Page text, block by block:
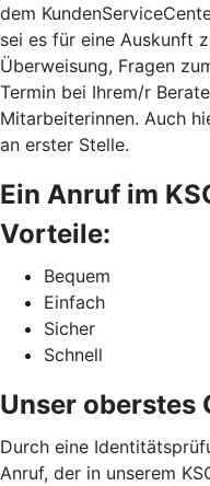
dem
sei es für eine Auskunft
Überweisung, Fragen
Termin bei Ihrem/r
Mitarbeiterinnen. Auch
an erster Stelle.
Ein Anruf im
Vorteile:
Bequem
Einfach
Sicher
Schnell
Unser oberstes
Durch eine
Anruf, der in unserem